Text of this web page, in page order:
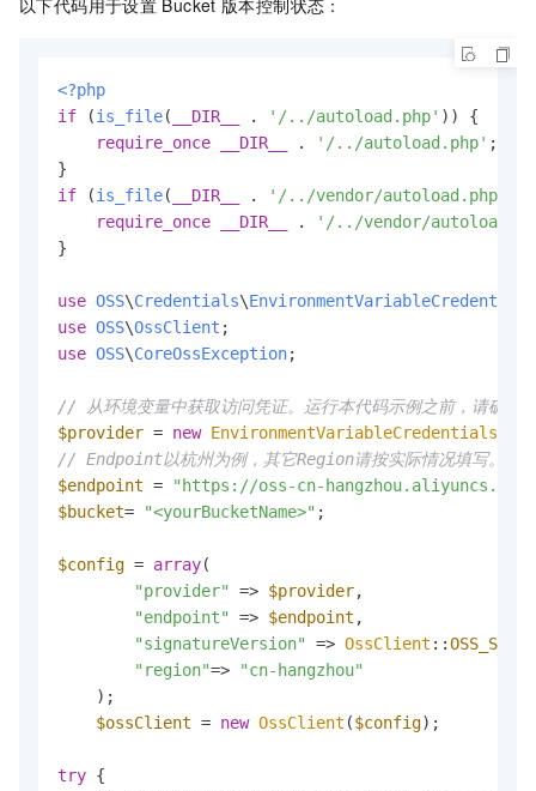
以下代码用于设置 Bucket 版本控制状态：
<?php
if (is_file( __DIR__ . '/../autoload.php' )) {
require_once
__DIR__ . '/../autoload.php' ;
if (is_file( __DIR__ . '/../vendor/autoload.php'
require_once
__DIR__ .
'/../vendor/
}
use OSS\Credentials\
use OSS\OssClient
use OSS\CoreOssException;
// 从环境变量中获取访问凭证。运行本代码示例之前，请确保已
$provider = new
// Endpoint以杭州为例，其它Region请按实际情况填写。
$endpoint =
"https://oss-cn-hangzhou.aliyuncs.com"
$bucket= "<yourBucketName>" ;
$config = array(
"provider"
=> $provider,
"endpoint"
=> $endpoint ,
"signatureVersion"
=> OssClient ::
"region"=>
"cn-hangzhou"
    );
$ossClient = new OssClient ($config);
try {